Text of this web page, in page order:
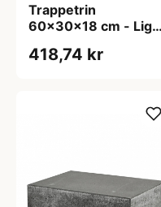
Trappetrin
60x30x18 cm - Lige
418,74 kr